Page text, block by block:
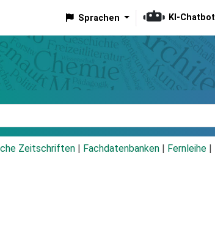
Sprachen KI-Chatbot
Zeitschriften Fachdatenbanken Fernleihe